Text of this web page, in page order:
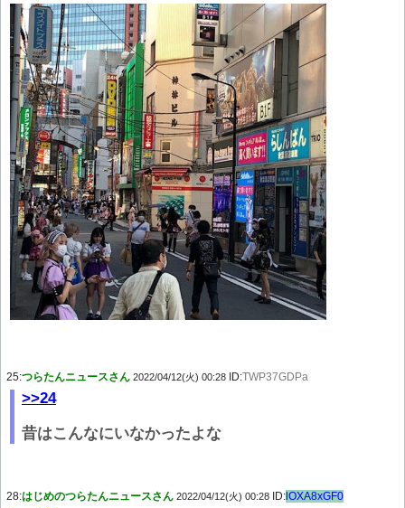
25:つらたんニュースさん 2022/04/12(火) 00:28 ID:TWP37GDPa
>>24
昔はこんなにいなかったよな
28:はじめのつらたんニュースさん 2022/04/12(火) 00:28 ID: lOXA8xGF0